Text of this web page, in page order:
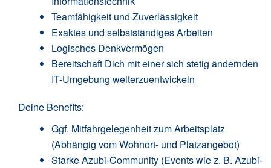
Teamfähigkeit und Zuverlässigkeit
Exaktes und selbstständiges Arbeiten
Logisches Denkvermögen
Bereitschaft Dich mit einer sich stetig ändernden
IT-Umgebung weiterzuentwickeln
Deine Benefits:
Ggf. Mitfahrgelegenheit zum Arbeitsplatz
(Abhängig vom Wohnort- und Platzangebot)
Starke Azubi-Community (Events wie z. B. Azubi-